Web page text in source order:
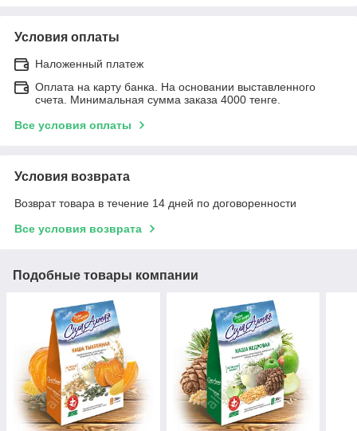
Условия оплаты
Наложенный платеж
Оплата на карту банка. На основании выставленного
счета. Минимальная сумма заказа 4000 тенге.
Все условия оплаты
Условия возврата
Возврат товара в течение 14 дней по договоренности
Все условия возврата
Подобные товары компании